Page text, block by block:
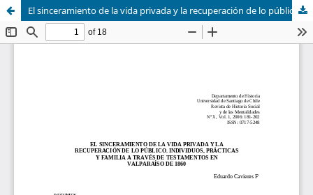
El sinceramiento de la vida privada y la recuperación de lo público. Individuos, prácticas y familia a través de testamentos en Valparaíso de 1860